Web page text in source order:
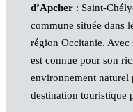
d’Apcher: Saint-
commune située dans
région Occitanie. Avec
est connue pour son
environnement naturel
destination touristique